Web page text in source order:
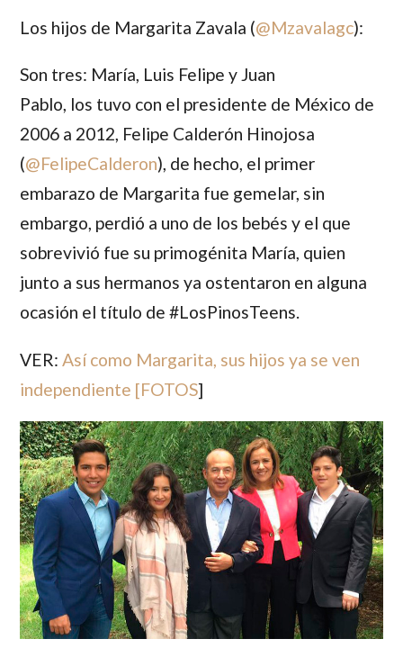
Los hijos de Margarita Zavala (@Mzavalagc):
Son tres: María, Luis Felipe y Juan
Pablo, los tuvo con el presidente de México de
2006 a 2012, Felipe Calderón Hinojosa
(@FelipeCalderon), de hecho, el primer
embarazo de Margarita fue gemelar, sin
embargo, perdió a uno de los bebés y el que
sobrevivió fue su primogénita María, quien
junto a sus hermanos ya ostentaron en alguna
ocasión el título de #LosPinosTeens.
VER: Así como Margarita, sus hijos ya se ven
independiente [FOTOS]